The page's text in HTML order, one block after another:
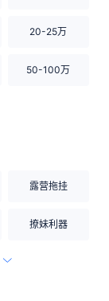
20-25万
50-100万
露营拖挂
撩妹利器